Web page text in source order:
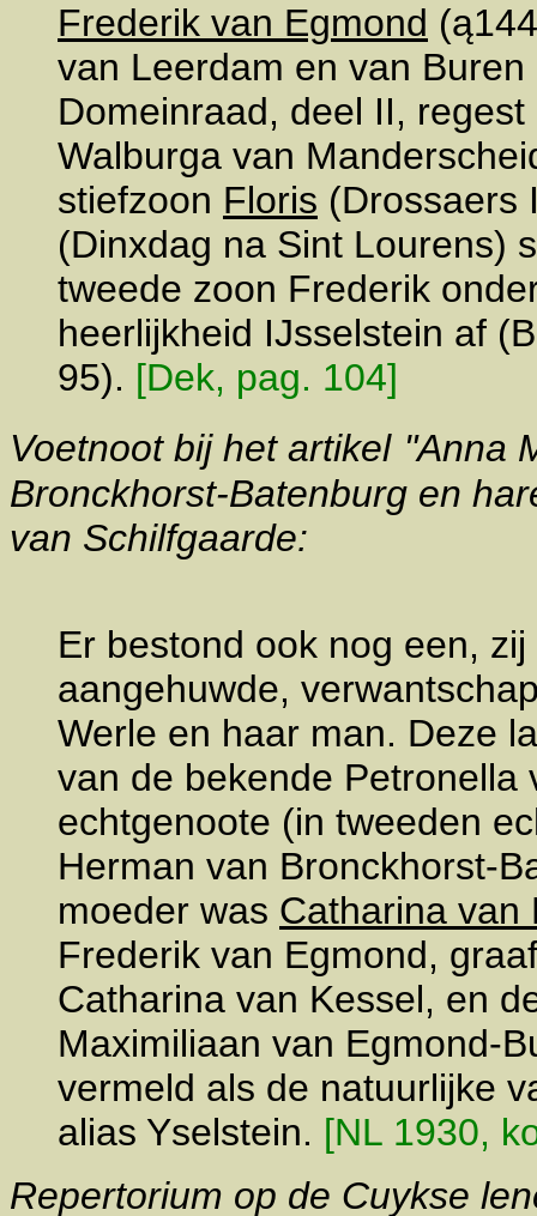
Frederik van Egmond
van Leerdam en van
Domeinraad, deel II,
Walburga van
stiefzoon Floris (Drossaers
(Dinxdag na Sint Lourens)
tweede zoon Frederik
heerlijkheid IJsselstein af
95). [Dek, pag. 104]
Voetnoot bij het artikel "Anna
Bronckhorst-Batenburg en
van Schilfgaarde:
Er bestond ook nog een,
aangehuwde,
Werle en haar man. Deze
van de bekende Petronella
echtgenoote (in tweeden
Herman van Bronckhorst-
moeder was Catharina van
Frederik van Egmond,
Catharina van Kessel, en
Maximiliaan van Egmond-
vermeld als de natuurlijke
alias Yselstein. [NL 1930,
Repertorium op de Cuykse